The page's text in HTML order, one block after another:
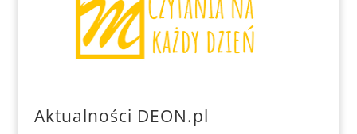
Aktualności DEON.pl